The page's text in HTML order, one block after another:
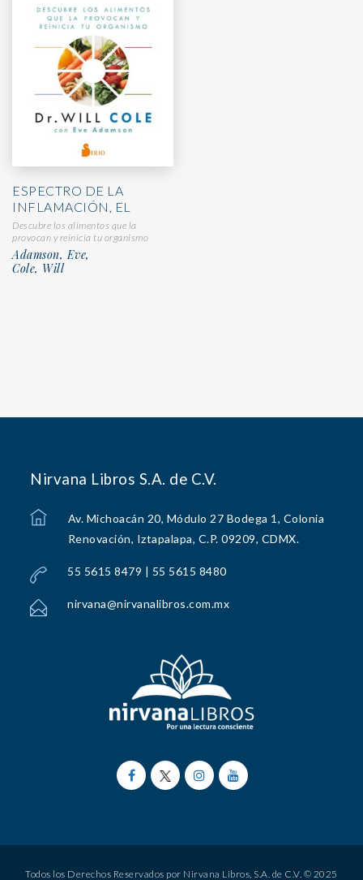
ESPECTRO DE LA
INFLAMACIÓN, EL
Descubre los alimentos que la
provocan y reinicia tu organismo
Adamson, Eve,
Cole, Will
Nirvana Libros S.A. de C.V.
Av. Michoacán 20, Módulo 27 Bodega 1, Colonia
Renovación, Iztapalapa, C.P. 09209, CDMX.
55 5615 8479 | 55 5615 8480
nirvana@nirvanalibros.com.mx
Todos los Derechos Reservados por Nirvana Libros, S.A. de C.V. © 2025